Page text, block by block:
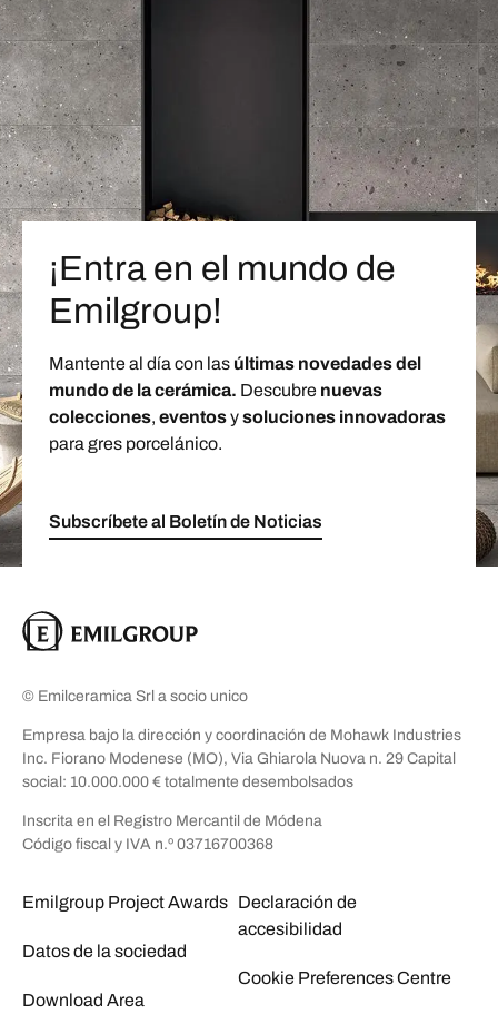
¡Entra en el mundo de
Emilgroup!
Mantente al día con las últimas novedades del
mundo de la cerámica. Descubre nuevas
colecciones, eventosysoluciones innovadoras
para gres porcelánico.
Subscríbete al Boletín de Noticias
© Emilceramica Srl a socio unico
Empresa bajo la dirección y coordinación de Mohawk Industries
Inc. Fiorano Modenese (MO), Via Ghiarola Nuova n. 29 Capital
social: 10.000.000 € totalmente desembolsados
Inscrita en el Registro Mercantil de Módena
Código fiscal y IVA n.º 03716700368
Emilgroup Project Awards
Datos de la sociedad
Download Area
Declaración de
accesibilidad
Cookie Preferences Centre